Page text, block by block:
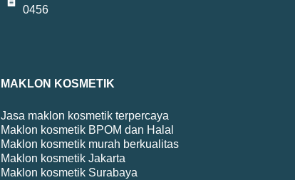
0456
MAKLON KOSMETIK
Jasa maklon kosmetik terpercaya
Maklon kosmetik BPOM dan Halal
Maklon kosmetik murah berkualitas
Maklon kosmetik Jakarta
Maklon kosmetik Surabaya